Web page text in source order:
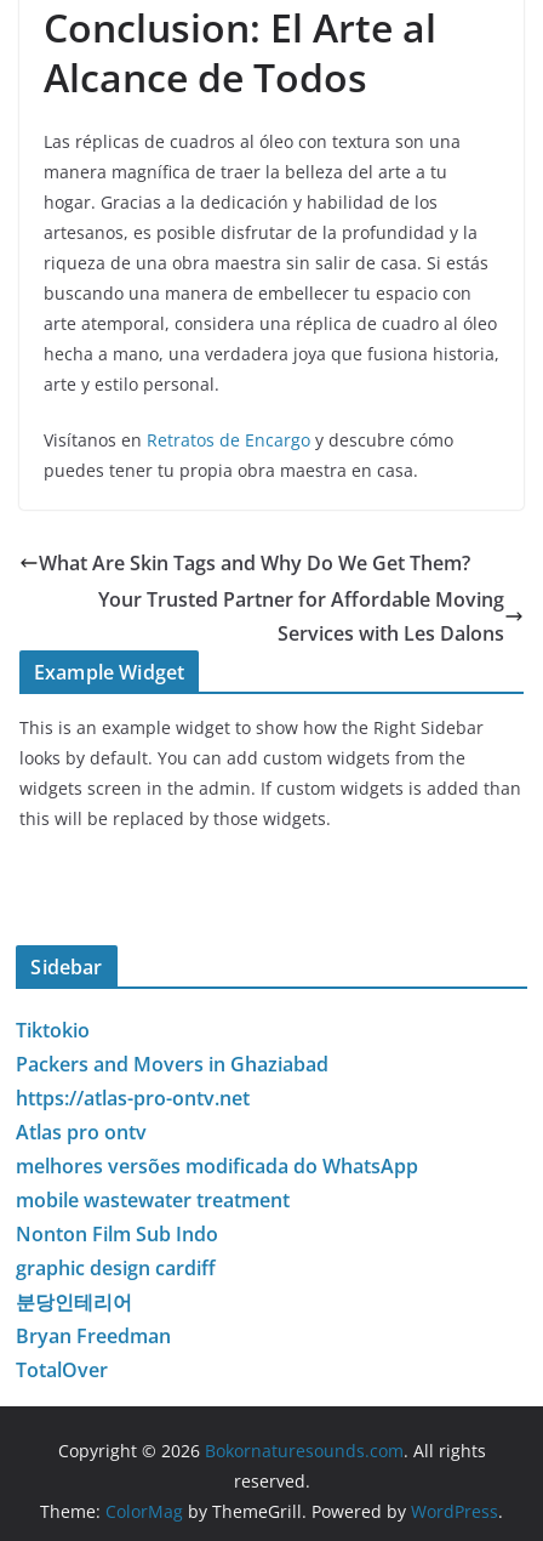
Conclusion: El Arte al
Alcance de Todos
Las réplicas de cuadros al óleo con textura son una
manera magnífica de traer la belleza del arte a tu
hogar. Gracias a la dedicación y habilidad de los
artesanos, es posible disfrutar de la profundidad y la
riqueza de una obra maestra sin salir de casa. Si estás
buscando una manera de embellecer tu espacio con
arte atemporal, considera una réplica de cuadro al óleo
hecha a mano, una verdadera joya que fusiona historia,
arte y estilo personal.
Visítanos en Retratos de Encargo y descubre cómo
puedes tener tu propia obra maestra en casa.
What Are Skin Tags and Why Do We Get Them?
Your Trusted Partner for Affordable Moving
Services with Les Dalons
Example Widget
This is an example widget to show how the Right Sidebar
looks by default. You can add custom widgets from the
widgets screen in the admin. If custom widgets is added than
this will be replaced by those widgets.
Sidebar
Tiktokio
Packers and Movers in Ghaziabad
https://atlas-pro-ontv.net
Atlas pro ontv
melhores versões modificada do WhatsApp
mobile wastewater treatment
Nonton Film Sub Indo
graphic design cardiff
분당인테리어
Bryan Freedman
TotalOver
Copyright © 2026 Bokornaturesounds.com. All rights
reserved.
Theme: ColorMag by ThemeGrill. Powered by WordPress.